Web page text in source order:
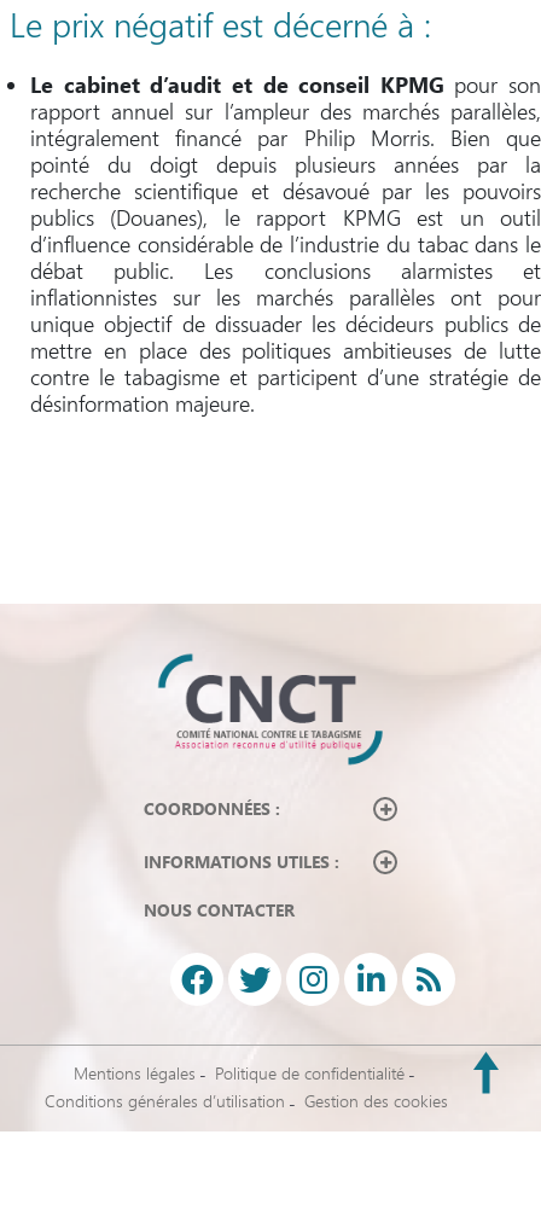
Le prix négatif est décerné à :
Le cabinet d’audit et de conseil KPMG pour son
rapport annuel sur l’ampleur des marchés parallèles,
intégralement financé par Philip Morris. Bien que
pointé du doigt depuis plusieurs années par la
recherche scientifique et désavoué par les pouvoirs
publics (Douanes), le rapport KPMG est un outil
d’influence considérable de l’industrie du tabac dans le
débat public. Les conclusions alarmistes et
inflationnistes sur les marchés parallèles ont pour
unique objectif de dissuader les décideurs publics de
mettre en place des politiques ambitieuses de lutte
contre le tabagisme et participent d’une stratégie de
désinformation majeure.
COORDONNÉES :
INFORMATIONS UTILES :
NOUS CONTACTER
Mentions légales
Politique de confidentialité
Conditions générales d’utilisation
Gestion des cookies